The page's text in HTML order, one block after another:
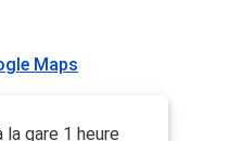
Maps
la gare 1 heure